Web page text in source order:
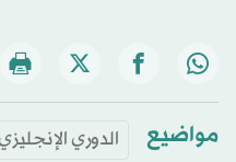
مواضيع الدوري